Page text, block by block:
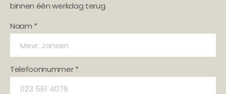
binnen één werkdag terug.
Naam *
Telefoonnummer *